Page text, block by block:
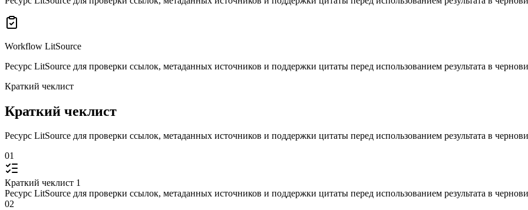
Workflow LitSource
Ресурс LitSource для проверки ссылок, метаданных источников и поддержки цитаты перед использованием результата в
Краткий чеклист
Краткий чеклист
Ресурс LitSource для проверки ссылок, метаданных источников и поддержки цитаты перед использованием результата в
01
Краткий чеклист 1
Ресурс LitSource для проверки ссылок, метаданных источников и поддержки цитаты перед использованием результата в
02